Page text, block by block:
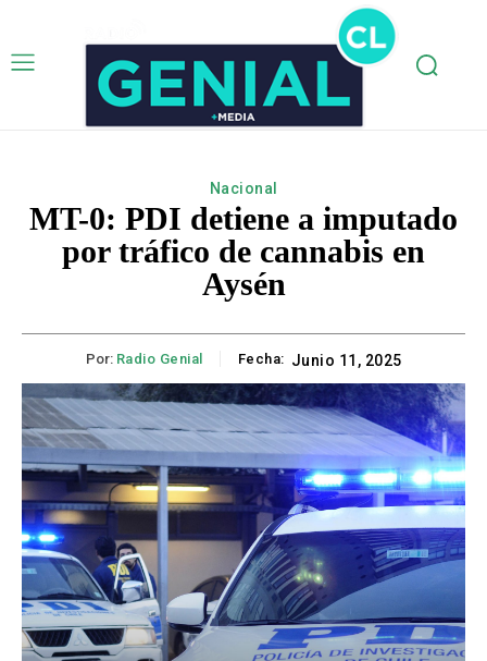
Nacional
MT-0: PDI detiene a imputado
por tráfico de cannabis en
Aysén
Por: Radio Genial Fecha: Junio 11, 2025